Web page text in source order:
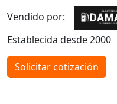
Vendido por:
Establecida desde 2000
Solicitar cotización